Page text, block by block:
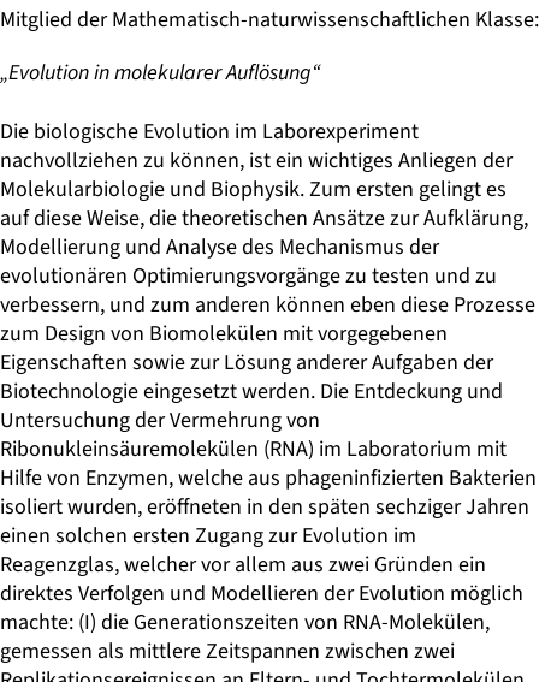
Mitglied der Mathematisch-naturwissenschaftlichen Klasse:
„Evolution in molekularer Auflösung“
Die biologische Evolution im Laborexperiment
nachvollziehen zu können, ist ein wichtiges Anliegen der
Molekularbiologie und Biophysik. Zum ersten gelingt es
auf diese Weise, die theoretischen Ansätze zur Aufklärung,
Modellierung und Analyse des Mechanismus der
evolutionären Optimierungsvorgänge zu testen und zu
verbessern, und zum anderen können eben diese Prozesse
zum Design von Biomolekülen mit vorgegebenen
Eigenschaften sowie zur Lösung anderer Aufgaben der
Biotechnologie eingesetzt werden. Die Entdeckung und
Untersuchung der Vermehrung von
Ribonukleinsäuremolekülen (RNA) im Laboratorium mit
Hilfe von Enzymen, welche aus phageninfizierten Bakterien
isoliert wurden, eröffneten in den späten sechziger Jahren
einen solchen ersten Zugang zur Evolution im
Reagenzglas, welcher vor allem aus zwei Gründen ein
direktes Verfolgen und Modellieren der Evolution möglich
machte: (I) die Generationszeiten von RNA-Molekülen,
gemessen als mittlere Zeitspannen zwischen zwei